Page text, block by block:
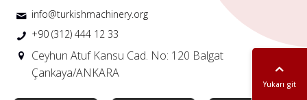
Yukarı git
info@turkishmachinery.org
+90 (312) 444 12 33
Ceyhun Atuf Kansu Cad. No: 120 Balgat
Çankaya/ANKARA